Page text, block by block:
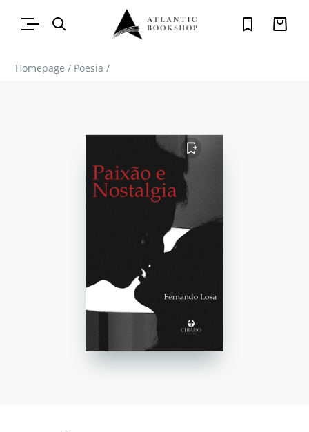
Homepage / Poesia /
FAVORITO